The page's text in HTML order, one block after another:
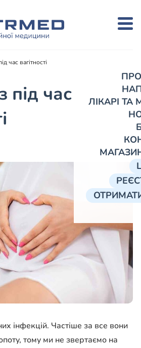
ЛІКАРІ
час вагітності
під час
інфекцій. Частіше за все вони
тому ми не звертаємо на